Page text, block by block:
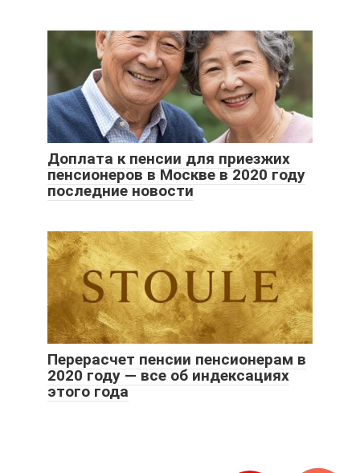
Доплата к пенсии для приезжих
пенсионеров в Москве в 2020 году
последние новости
Перерасчет пенсии пенсионерам в
2020 году — все об индексациях
этого года